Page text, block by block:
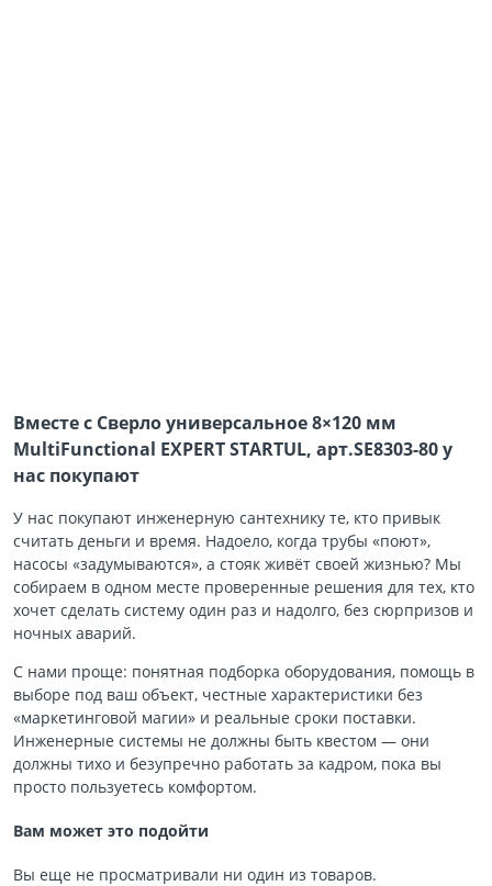
Вместе с Сверло универсальное 8×120 мм
MultiFunctional EXPERT STARTUL, арт.SE8303-80 у
нас покупают
У нас покупают инженерную сантехнику те, кто привык
считать деньги и время. Надоело, когда трубы «поют»,
насосы «задумываются», а стояк живёт своей жизнью? Мы
собираем в одном месте проверенные решения для тех, кто
хочет сделать систему один раз и надолго, без сюрпризов и
ночных аварий.
С нами проще: понятная подборка оборудования, помощь в
выборе под ваш объект, честные характеристики без
«маркетинговой магии» и реальные сроки поставки.
Инженерные системы не должны быть квестом — они
должны тихо и безупречно работать за кадром, пока вы
просто пользуетесь комфортом.
Вам может это подойти
Вы еще не просматривали ни один из товаров.